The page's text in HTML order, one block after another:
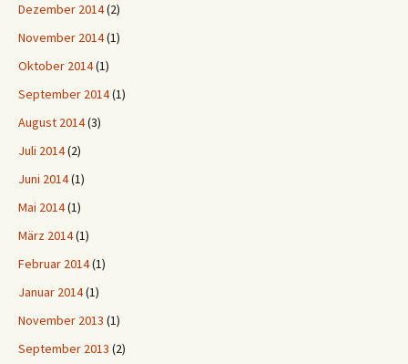
Dezember 2014(2)
November 2014(1)
Oktober 2014(1)
September 2014(1)
August 2014(3)
Juli 2014(2)
Juni 2014(1)
Mai 2014(1)
März 2014(1)
Februar 2014(1)
Januar 2014(1)
November 2013 (1)
September 2013 (2)